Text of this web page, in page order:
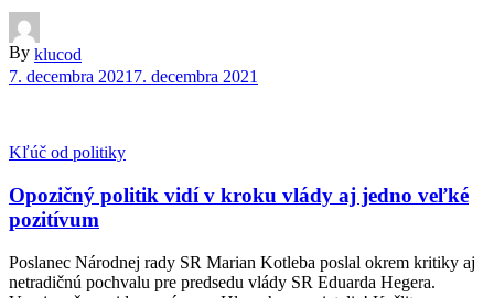
By klucod
7. decembra 2021 7. decembra 2021
Kľúč od politiky
Opozičný politik vidí v kroku vlády aj jedno veľké
pozitívum
Poslanec Národnej rady SR Marian Kotleba poslal okrem kritiky aj
netradičnú pochvalu pre predsedu vlády SR Eduarda Hegera.